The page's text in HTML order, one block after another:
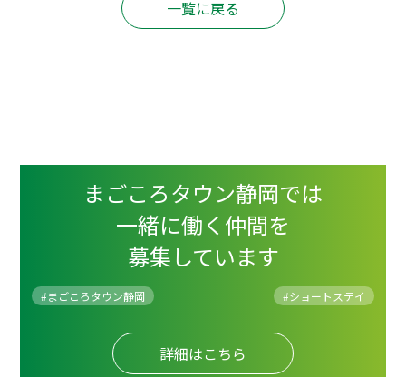
一覧に戻る
まごころタウン静岡では
一緒に働く仲間を
募集しています
#まごころタウン静岡 #ショートステイ
詳細はこちら